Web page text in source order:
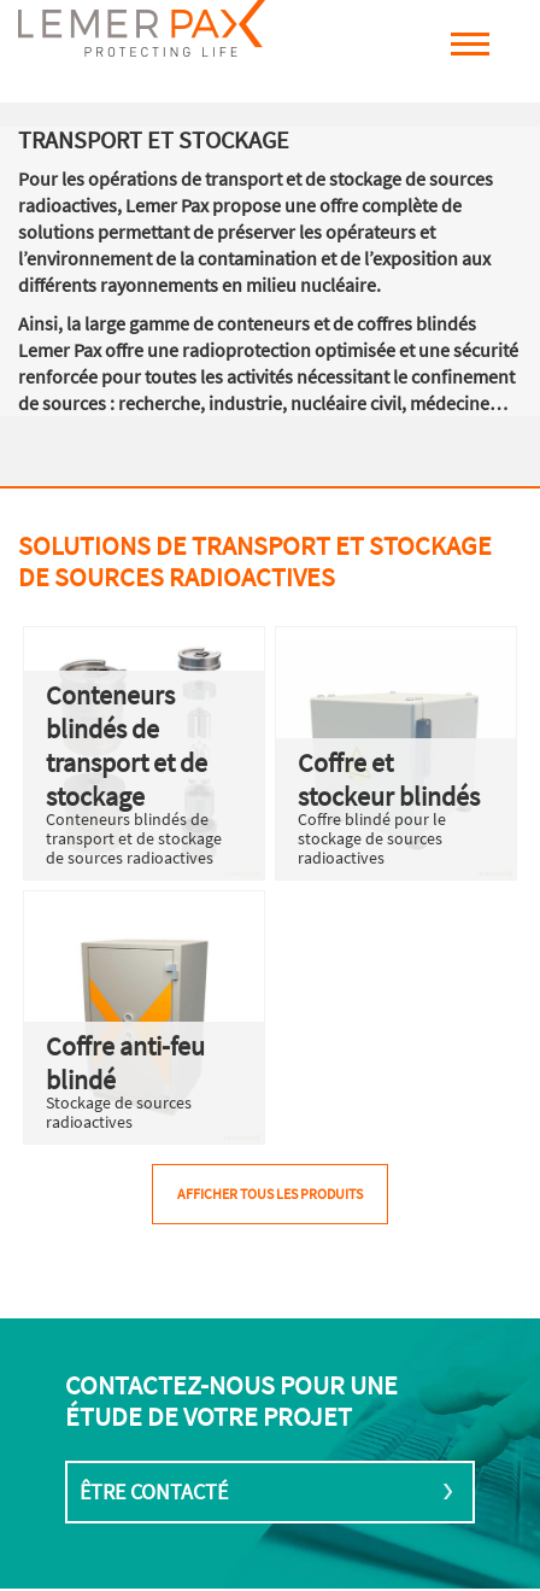
TRANSPORT ET STOCKAGE
Pour les opérations de transport et de stockage de sources
radioactives, Lemer Pax propose une offre complète de
solutions permettant de préserver les opérateurs et
l’environnement de la contamination et de l’exposition aux
différents rayonnements en milieu nucléaire.
Ainsi, la large gamme de conteneurs et de coffres blindés
Lemer Pax offre une radioprotection optimisée et une sécurité
renforcée pour toutes les activités nécessitant le confinement
de sources : recherche, industrie, nucléaire civil, médecine…
SOLUTIONS DE TRANSPORT ET STOCKAGE
DE SOURCES RADIOACTIVES
Conteneurs
blindés de
transport et de
stockage
Conteneurs blindés de
transport et de stockage
de sources radioactives
Coffre et
stockeur blindés
Coffre blindé pour le
stockage de sources
radioactives
Coffre anti-feu
blindé
Stockage de sources
radioactives
AFFICHER TOUS LES PRODUITS
CONTACTEZ-NOUS POUR UNE
ÉTUDE DE VOTRE PROJET
ÊTRE CONTACTÉ